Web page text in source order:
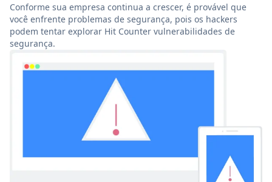
Conforme sua empresa continua a crescer, é provável que
você enfrente problemas de segurança, pois os hackers
podem tentar explorar Hit Counter vulnerabilidades de
segurança.